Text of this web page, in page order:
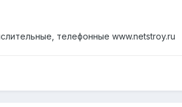
телефонные www.netstroy.ru